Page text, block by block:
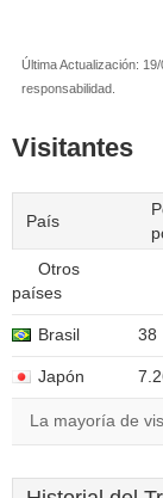
Última Actualización:
responsabilidad.
Visitantes
País
Otros
países
Brasil 38
Japón
La mayoría de